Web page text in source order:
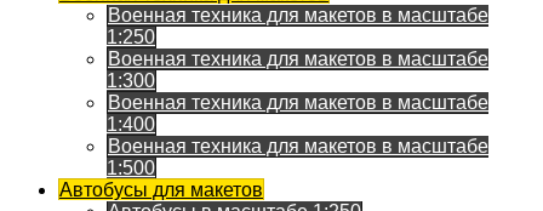
Военная техника для макетов в масштабе
1:250
Военная техника для макетов в масштабе
1:300
Военная техника для макетов в масштабе
1:400
Военная техника для макетов в масштабе
1:500
Автобусы для макетов